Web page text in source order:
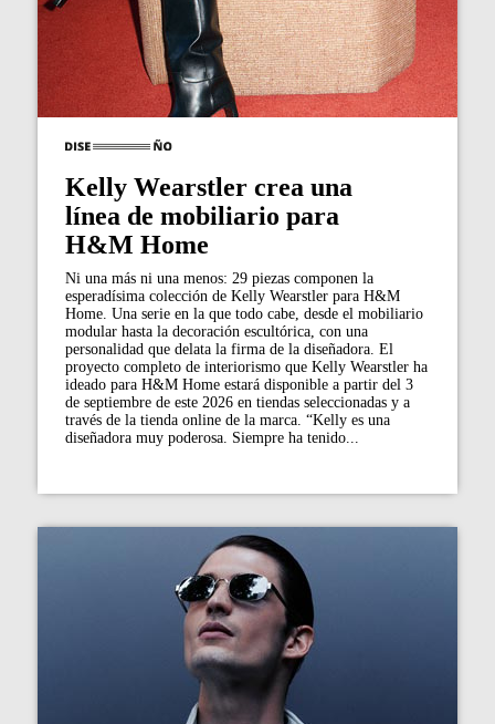
Kelly Wearstler crea una
línea de mobiliario para
H&M Home
Ni una más ni una menos: 29 piezas componen la
esperadísima colección de Kelly Wearstler para H&M
Home. Una serie en la que todo cabe, desde el mobiliario
modular hasta la decoración escultórica, con una
personalidad que delata la firma de la diseñadora. El
proyecto completo de interiorismo que Kelly Wearstler ha
ideado para H&M Home estará disponible a partir del 3
de septiembre de este 2026 en tiendas seleccionadas y a
través de la tienda online de la marca. “Kelly es una
diseñadora muy poderosa. Siempre ha tenido...